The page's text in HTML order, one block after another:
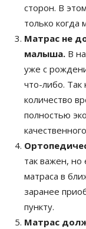
сторон. В
только когда
Матрас не
малыша. В
уже с
что-либо.
количество
полностью
так важен, но
матраса в
заранее
пункту.
Матрас